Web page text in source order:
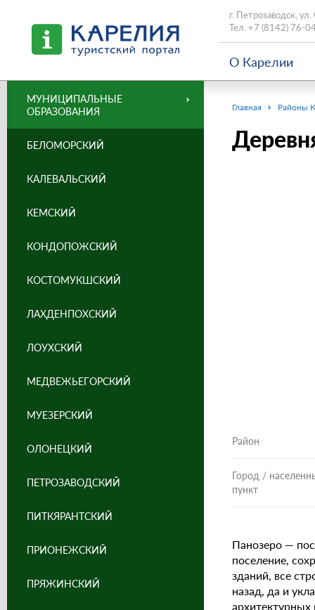
г. Петрозаводск,
Тел. +7 (8142) 76-
О Карелии
Главная Районы
Район
Город /
пункт
Панозеро —
поселение,
зданий, все
назад, да и
архитектурных
МУНИЦИПАЛЬНЫЕ
ОБРАЗОВАНИЯ
БЕЛОМОРСКИЙ
КАЛЕВАЛЬСКИЙ
КЕМСКИЙ
КОНДОПОЖСКИЙ
КОСТОМУКШСКИЙ
ЛАХДЕНПОХСКИЙ
ЛОУХСКИЙ
МЕДВЕЖЬЕГОРСКИЙ
МУЕЗЕРСКИЙ
ОЛОНЕЦКИЙ
ПЕТРОЗАВОДСКИЙ
ПИТКЯРАНТСКИЙ
ПРИОНЕЖСКИЙ
ПРЯЖИНСКИЙ